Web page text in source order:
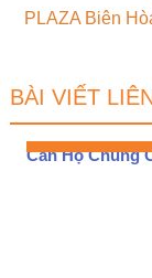
PLAZA Biên
BÀI VIẾT
Căn Hộ Chung